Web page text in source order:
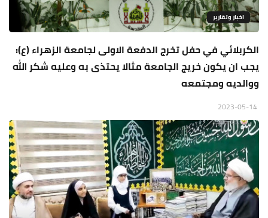
اخبار وتقارير
الكربلائي في حفل تخرج الدفعة الاولى لجامعة الزهراء (ع):
يجب ان يكون خريج الجامعة مثالا يحتذى به وعليه شكر الله
ووالديه ومجتمعه